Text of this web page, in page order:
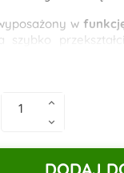
w
szybko
dzięki czemu
snu.